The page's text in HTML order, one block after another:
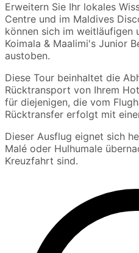
Erweitern Sie Ihr lokales
Centre und im Maldives
können sich im weitläufigen
Koimala & Maalimi's Junior
austoben.
Diese Tour beinhaltet die
Rücktransport von Ihrem
für diejenigen, die vom
Rücktransfer erfolgt mit
Dieser Ausflug eignet sich
Malé oder Hulhumale
Kreuzfahrt sind.